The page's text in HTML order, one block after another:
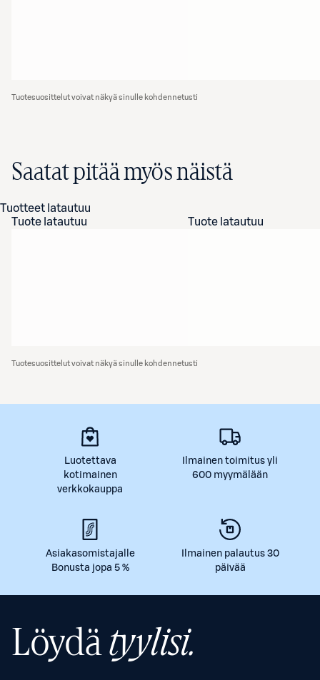
Tuotesuosittelut voivat näkyä sinulle kohdennetusti
Saatat pitää myös näistä
Tuotteet latautuu
Tuote latautuu
Tuote latautuu
Tuotesuosittelut voivat näkyä sinulle kohdennetusti
Luotettava
kotimainen
verkkokauppa
Ilmainen toimitus yli
600 myymälään
Asiakasomistajalle
Bonusta jopa 5 %
Ilmainen palautus 30
päivää
Löydätyylisi.